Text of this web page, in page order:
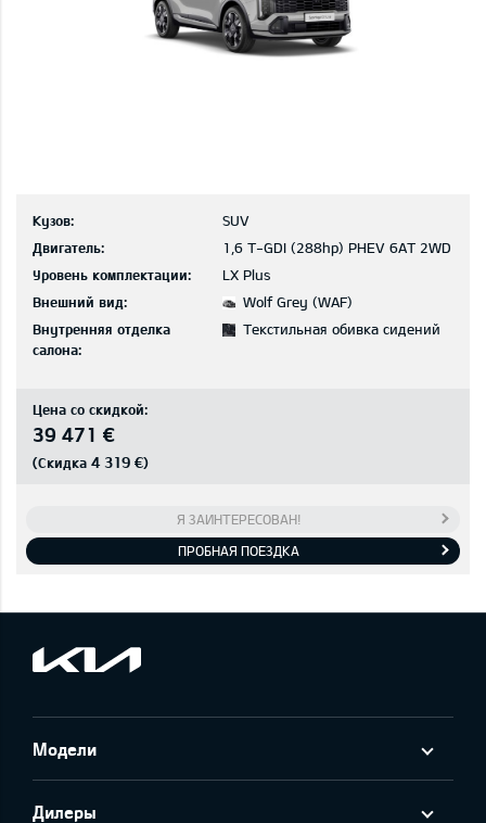
Кузов:
SUV
Двигатель:
1,6 T-GDI (288hp) PHEV 6AT 2WD
Уровень комплектации:
LX Plus
Внешний вид:
Wolf Grey (WAF)
Внутренняя отделка
салона:
Текстильная обивка сидений
Цена со скидкой:
39 471 €
(Скидка 4 319 €)
Я ЗАИНТЕРЕСОВАН!
ПРОБНАЯ ПОЕЗДКА
Модели
Дилеры